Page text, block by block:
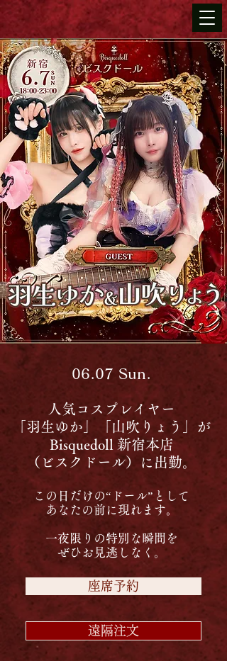
06.07 Sun.
人気コスプレイヤー
「羽生ゆか」「山吹りょう」が
Bisquedoll 新宿本店
（ビスクドール）に出勤。
この日だけの“ドール”として
あなたの前に現れます。
一夜限りの特別な瞬間を
​ぜひお見逃しなく。
座席予約
遠隔注文